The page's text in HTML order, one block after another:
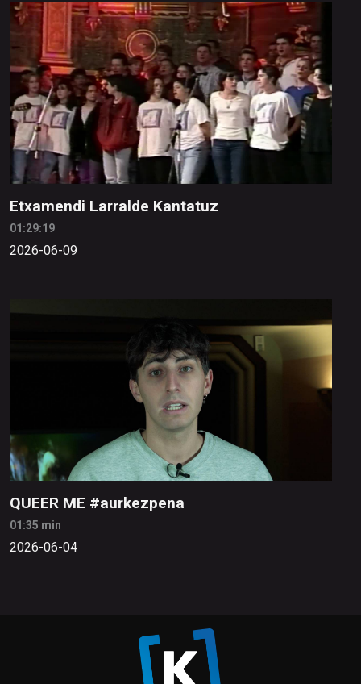
Etxamendi Larralde Kantatuz
01:29:19
2026-06-09
QUEER ME #aurkezpena
01:35 min
2026-06-04